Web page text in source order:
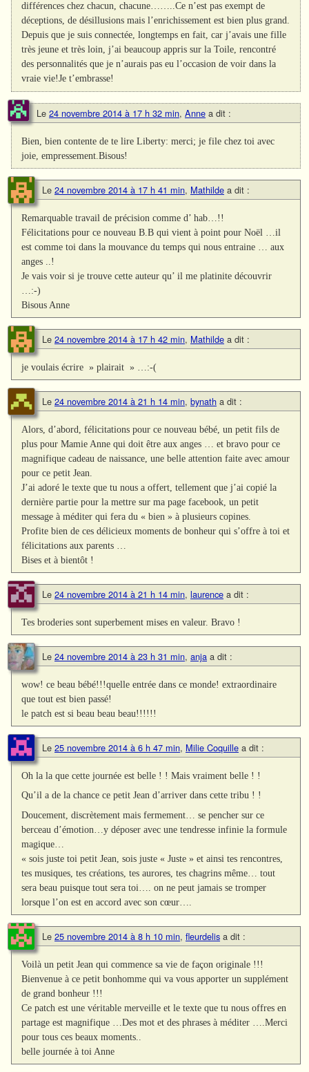
différences chez chacun, chacune……..Ce n’est pas exempt de
déceptions, de désillusions mais l’enrichissement est bien plus grand.
Depuis que je suis connectée, longtemps en fait, car j’avais une fille
très jeune et très loin, j’ai beaucoup appris sur la Toile, rencontré
des personnalités que je n’aurais pas eu l’occasion de voir dans la
vraie vie!Je t’embrasse!
Le 24 novembre 2014 à 17 h 32 min, Anne a dit :
Bien, bien contente de te lire Liberty: merci; je file chez toi avec
joie, empressement.Bisous!
Le 24 novembre 2014 à 17 h 41 min, Mathilde a dit :
Remarquable travail de précision comme d’ hab…!!
Félicitations pour ce nouveau B.B qui vient à point pour Noël …il
est comme toi dans la mouvance du temps qui nous entraine … aux
anges ..!
Je vais voir si je trouve cette auteur qu’ il me platinite découvrir
…:-)
Bisous Anne
Le 24 novembre 2014 à 17 h 42 min, Mathilde a dit :
je voulais écrire » plairait » …:-(
Le 24 novembre 2014 à 21 h 14 min, bynath a dit :
Alors, d’abord, félicitations pour ce nouveau bébé, un petit fils de
plus pour Mamie Anne qui doit être aux anges … et bravo pour ce
magnifique cadeau de naissance, une belle attention faite avec amour
pour ce petit Jean.
J’ai adoré le texte que tu nous a offert, tellement que j’ai copié la
dernière partie pour la mettre sur ma page facebook, un petit
message à méditer qui fera du « bien » à plusieurs copines.
Profite bien de ces délicieux moments de bonheur qui s’offre à toi et
félicitations aux parents …
Bises et à bientôt !
Le 24 novembre 2014 à 21 h 14 min, laurence a dit :
Tes broderies sont superbement mises en valeur. Bravo !
Le 24 novembre 2014 à 23 h 31 min, anja a dit :
wow! ce beau bébé!!!quelle entrée dans ce monde! extraordinaire
que tout est bien passé!
le patch est si beau beau beau!!!!!!
Le 25 novembre 2014 à 6 h 47 min, Milie Coquille a dit :
Oh la la que cette journée est belle ! ! Mais vraiment belle ! !
Qu’il a de la chance ce petit Jean d’arriver dans cette tribu ! !
Doucement, discrètement mais fermement… se pencher sur ce
berceau d’émotion…y déposer avec une tendresse infinie la formule
magique…
« sois juste toi petit Jean, sois juste « Juste » et ainsi tes rencontres,
tes musiques, tes créations, tes aurores, tes chagrins même… tout
sera beau puisque tout sera toi…. on ne peut jamais se tromper
lorsque l’on est en accord avec son cœur….
Le 25 novembre 2014 à 8 h 10 min, fleurdelis a dit :
Voilà un petit Jean qui commence sa vie de façon originale !!!
Bienvenue à ce petit bonhomme qui va vous apporter un supplément
de grand bonheur !!!
Ce patch est une véritable merveille et le texte que tu nous offres en
partage est magnifique …Des mot et des phrases à méditer ….Merci
pour tous ces beaux moments..
belle journée à toi Anne